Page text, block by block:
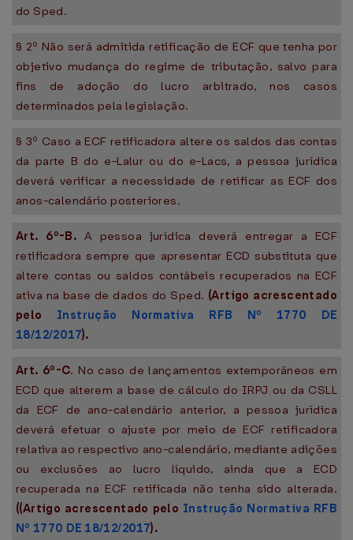
do Sped.
§ 2º Não será admitida retificação de ECF que tenha por
objetivo mudança do regime de tributação, salvo para
fins de adoção do lucro arbitrado, nos casos
determinados pela legislação.
§ 3º Caso a ECF retificadora altere os saldos das contas
da parte B do e-Lalur ou do e-Lacs, a pessoa jurídica
deverá verificar a necessidade de retificar as ECF dos
anos-calendário posteriores.
Art. 6º-B. A pessoa jurídica deverá entregar a ECF
retificadora sempre que apresentar ECD substituta que
altere contas ou saldos contábeis recuperados na ECF
ativa na base de dados do Sped. (Artigo acrescentado
pelo Instrução Normativa RFB Nº 1770 DE
18/12/2017).
Art. 6º-C. No caso de lançamentos extemporâneos em
ECD que alterem a base de cálculo do IRPJ ou da CSLL
da ECF de ano-calendário anterior, a pessoa jurídica
deverá efetuar o ajuste por meio de ECF retificadora
relativa ao respectivo ano-calendário, mediante adições
ou exclusões ao lucro líquido, ainda que a ECD
recuperada na ECF retificada não tenha sido alterada.
((Artigo acrescentado pelo Instrução Normativa RFB
Nº 1770 DE 18/12/2017).